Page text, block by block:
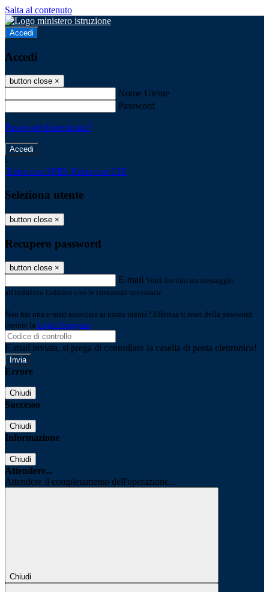
Salta al contenuto
Accedi
Accedi
button close ×
Nome Utente
Password
Password dimenticata?
-
Entra con SPID Entra con CIE
Seleziona utente
button close ×
Recupero password
button close ×
E-mail Verrà inviato un messaggio
all'indirizzo indicato con le istruzioni necessarie.
Non hai una e-mail associata al nome utente? Effettua il reset della password
tramite la Login Spaggiari
E-mail inviata, si prega di controllare la casella di posta elettronica!
Errore
Chiudi
Successo
Chiudi
Informazione
Chiudi
Attendere...
Attendere il completamento dell'operazione...
Chiudi